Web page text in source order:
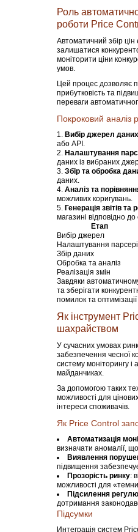
Роль
роботи Price
Автоматичний збір
залишатися
моніторити ціни
умов.
Цей процес дозволяє
прибутковість та
переваги
Покроковий аналіз
Вибір джерел
або API.
Налаштування
даних із вибраних
Збір та обробка
даних.
Аналіз та
можливих коригувань.
Генерація звітів та
магазині відповідно до
Етап
Вибір джерел
Налаштування
Збір даних
Обробка та аналіз
Реалізація змін
Завдяки
та зберігати
помилок та оптимізації
Як інструмент
шахрайством
У сучасних умовах
забезпечення чесної
систему моніторингу і
майданчиках.
За допомогою таких
можливості для
інтереси споживачів.
Як Price Control
Автоматизація
визначати аномалії,
Виявлення
підвищення
Прозорість ринку:
можливості для
Підсилення
дотримання
Підсумки
Интеграція систем